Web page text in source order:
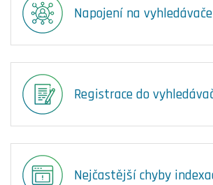
Napojení na vyhledávače
Registrace do
Nejčastější chyby